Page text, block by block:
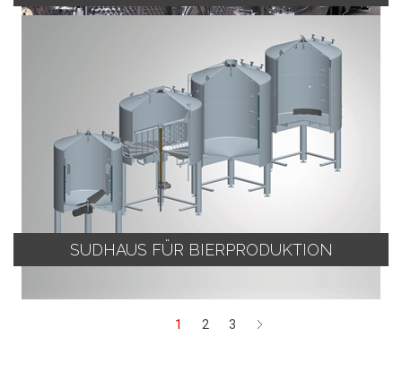
SUDHAUS FÜR BIERPRODUKTION
1 2 3 Next